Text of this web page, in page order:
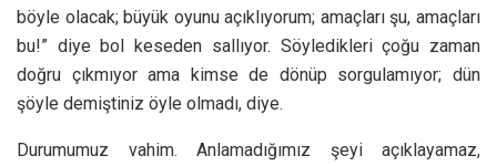
böyle olacak; büyük oyunu açıklıyorum; amaçları şu, amaçları
bu!” diye bol keseden sallıyor. Söyledikleri çoğu zaman
doğru çıkmıyor ama kimse de dönüp sorgulamıyor; dün
şöyle demiştiniz öyle olmadı, diye.
Durumumuz vahim. Anlamadığımız şeyi açıklayamaz,